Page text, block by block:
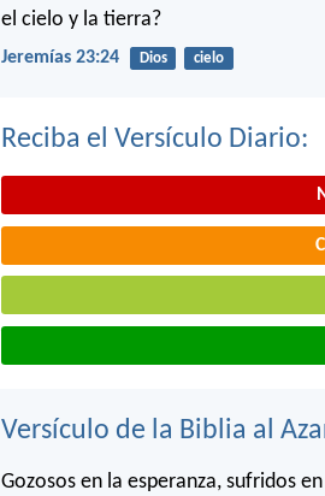
el cielo y la tierra?
Jeremías 23:24 Dios cielo
Reciba el Versículo Diario:
Versículo de la Biblia al
Gozosos en la esperanza, sufridos